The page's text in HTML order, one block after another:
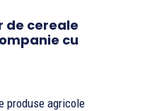
de cereale
cu
produse agricole